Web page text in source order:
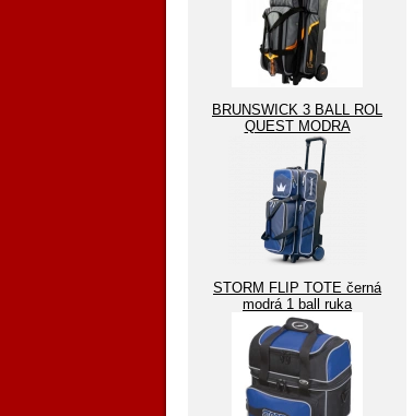
BRUNSWICK 3 BALL ROL
QUEST MODRA
STORM FLIP TOTE černá
modrá 1 ball ruka